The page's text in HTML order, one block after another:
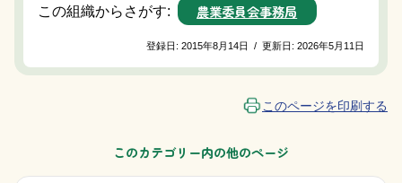
この組織からさがす: 農業委員会事務局
登録日:2015年8月14日 / 更新日:2026年5月11日
このページを印刷する
このカテゴリー内の他のページ